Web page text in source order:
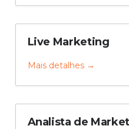
Live Marketing
Mais detalhes
Analista de